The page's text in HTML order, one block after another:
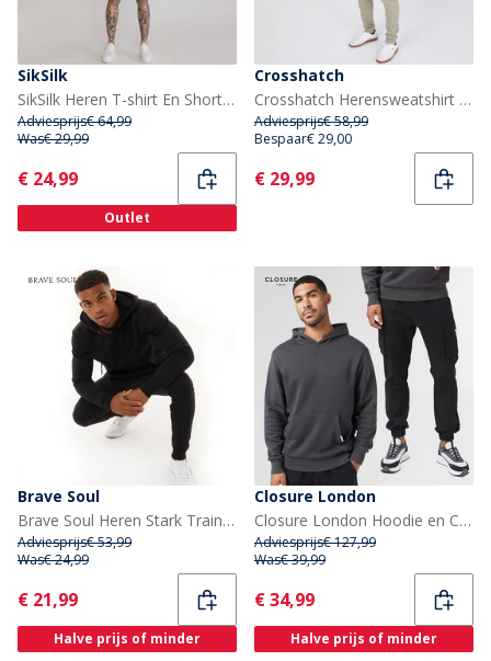
SikSilk
SikSilk Heren T-shirt En Shorts Set Blauw
Adviesprijs€ 64,99
Was€ 29,99
Current
€ 24,99
Outlet
Crosshatch
Crosshatch Herensweatshirt en -joggingbroekset Donkergrijs
Adviesprijs€ 58,99
Bespaar€ 29,00
Current
€ 29,99
Brave Soul
Brave Soul Heren Stark Trainingspak Zwart
Adviesprijs€ 53,99
Was€ 24,99
Current
€ 21,99
Halve prijs of minder
Closure London
Closure London Hoodie en Cargo Broek Set Heren Antraciet/Zwart
Adviesprijs€ 127,99
Was€ 39,99
Current
€ 34,99
Halve prijs of minder